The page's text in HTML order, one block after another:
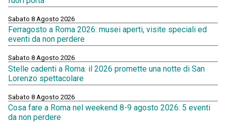
Sabato 8 Agosto 2026
Ferragosto a Roma 2026: musei aperti, visite speciali ed
eventi da non perdere
Sabato 8 Agosto 2026
Stelle cadenti a Roma: il 2026 promette una notte di San
Lorenzo spettacolare
Sabato 8 Agosto 2026
Cosa fare a Roma nel weekend 8-9 agosto 2026: 5 eventi
da non perdere